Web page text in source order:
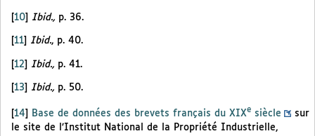
[10] Ibid., p. 36.
11 Ibid., p. 40.
[12] Ibid., p. 41.
13 Ibid., p. 50.
[14] Base de données des brevets français du XIXe siècle
sur
le site de l’Institut National de la Propriété Industrielle,